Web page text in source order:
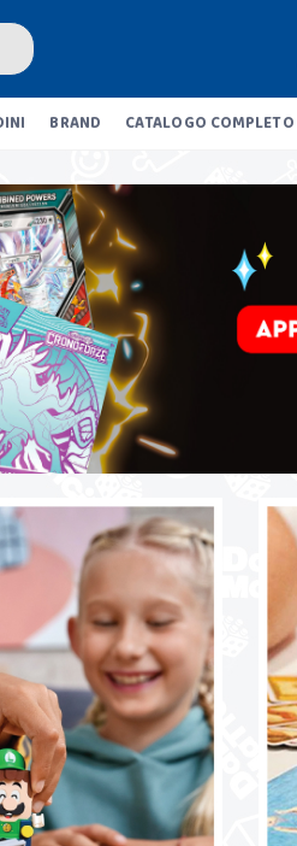
BRAND CATALOGO COMPLETO